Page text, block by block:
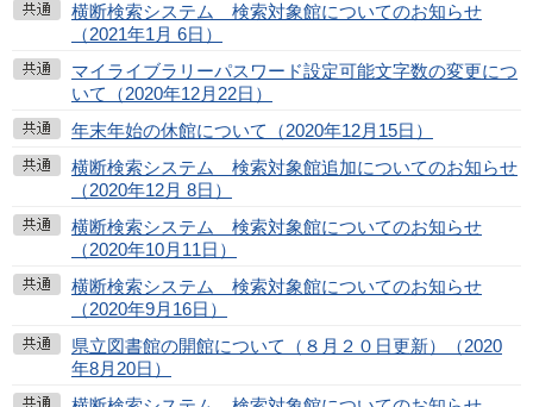
横断検索システム 検索対象館についてのお知らせ
（2021年1月 6日）
マイライブラリーパスワード設定可能文字数の変更につ
いて（2020年12月22日）
年末年始の休館について（2020年12月15日）
横断検索システム 検索対象館追加についてのお知らせ
（2020年12月 8日）
横断検索システム 検索対象館についてのお知らせ
（2020年10月11日）
横断検索システム 検索対象館についてのお知らせ
（2020年9月16日）
県立図書館の開館について（８月２０日更新）（2020
年8月20日）